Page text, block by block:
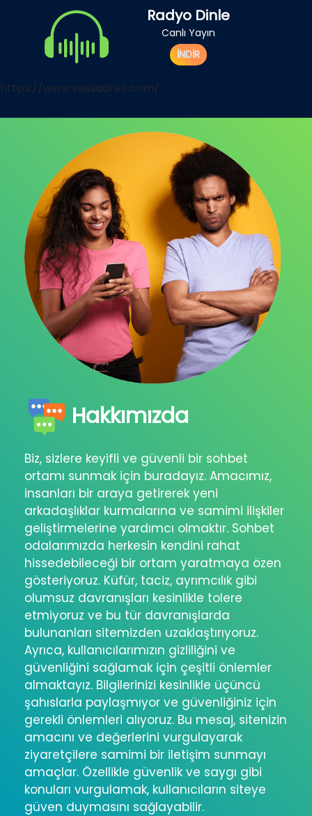
Radyo Dinle
Canlı Yayın
İNDİR
https://www.sesliadres.com/
Hakkımızda
Biz, sizlere keyifli ve güvenli bir sohbet
ortamı sunmak için buradayız. Amacımız,
insanları bir araya getirerek yeni
arkadaşlıklar kurmalarına ve samimi ilişkiler
geliştirmelerine yardımcı olmaktır. Sohbet
odalarımızda herkesin kendini rahat
hissedebileceği bir ortam yaratmaya özen
gösteriyoruz. Küfür, taciz, ayrımcılık gibi
olumsuz davranışları kesinlikle tolere
etmiyoruz ve bu tür davranışlarda
bulunanları sitemizden uzaklaştırıyoruz.
Ayrıca, kullanıcılarımızın gizliliğini ve
güvenliğini sağlamak için çeşitli önlemler
almaktayız. Bilgilerinizi kesinlikle üçüncü
şahıslarla paylaşmıyor ve güvenliğiniz için
gerekli önlemleri alıyoruz. Bu mesaj, sitenizin
amacını ve değerlerini vurgulayarak
ziyaretçilere samimi bir iletişim sunmayı
amaçlar. Özellikle güvenlik ve saygı gibi
konuları vurgulamak, kullanıcıların siteye
güven duymasını sağlayabilir.